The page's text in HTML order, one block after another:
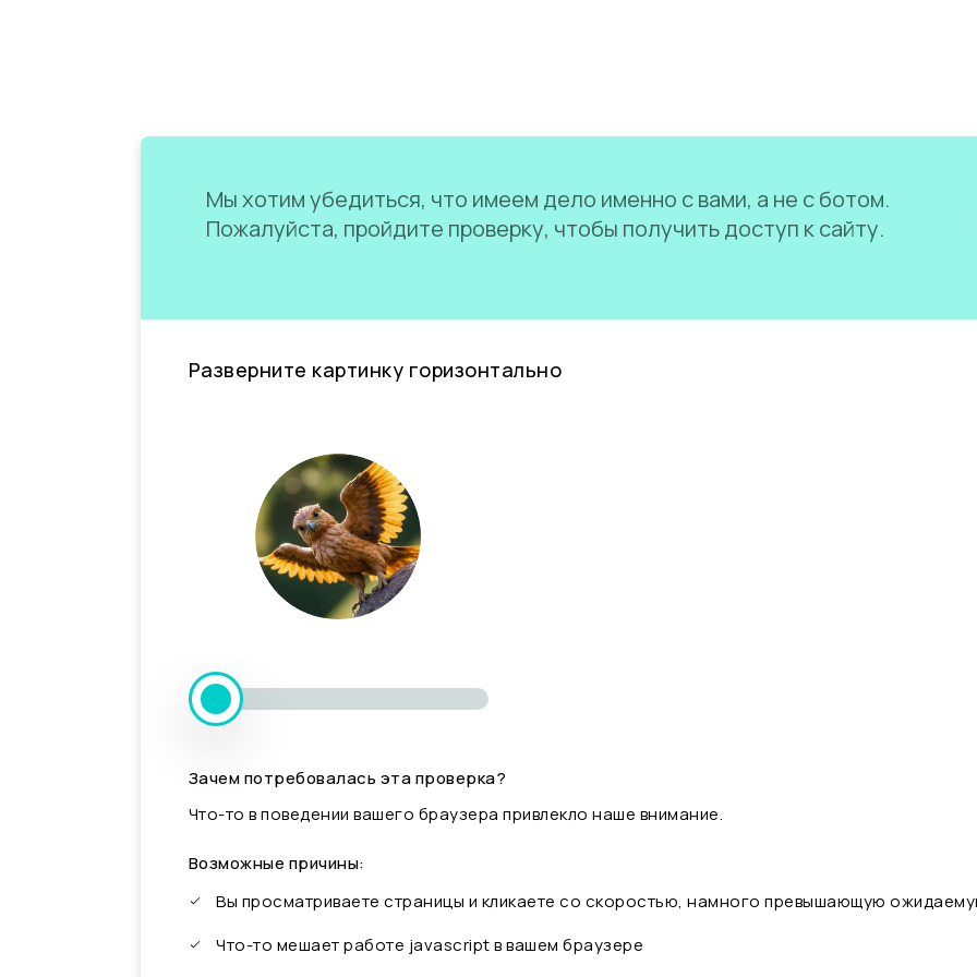
Мы хотим убедиться, что имеем дело именно с вами, а не с ботом.
Пожалуйста, пройдите проверку, чтобы получить доступ к сайту.
Разверните картинку горизонтально
Зачем потребовалась эта проверка?
Что-то в поведении вашего браузера привлекло наше внимание.
Возможные причины:
Вы просматриваете страницы и кликаете со скоростью, намного превышающую
Что-то мешает работе javascript в вашем браузере